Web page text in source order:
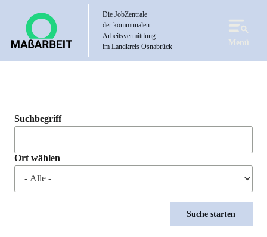
Die JobZentrale
der kommunalen
Arbeitsvermittlung
im Landkreis Osnabrück
Menü
Suchbegriff
Ort wählen